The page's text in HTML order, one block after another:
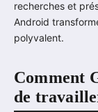
recherches et
Android
polyvalent.
Comment
de